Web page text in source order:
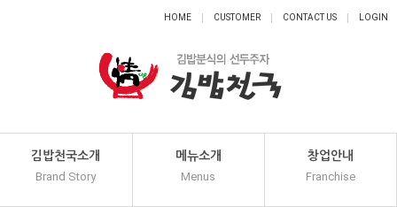
HOME CUSTOMER CONTACT US LOGIN
김밥천국소개
Brand Story
메뉴소개
Menus
창업안내
Franchise